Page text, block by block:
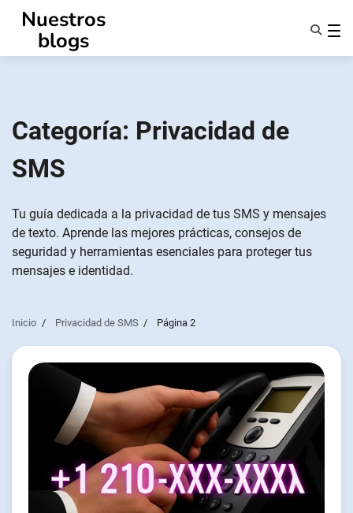
contenido
Nuestros
blogs
Notificar a los socios
Categoría: Privacidad de
SMS
Tu guía dedicada a la privacidad de tus SMS y mensajes
de texto. Aprende las mejores prácticas, consejos de
seguridad y herramientas esenciales para proteger tus
mensajes e identidad.
Inicio Privacidad de SMS Página 2